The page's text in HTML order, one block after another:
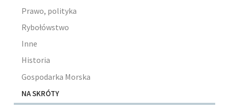
Prawo, polityka
Rybołówstwo
Inne
Historia
Gospodarka Morska
NA SKRÓTY